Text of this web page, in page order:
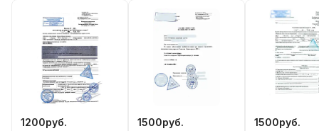
1200руб. 1500руб. 1500руб.